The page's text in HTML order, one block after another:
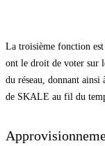
La troisième fonction
ont le droit de voter sur
du réseau, donnant
de SKALE au fil du